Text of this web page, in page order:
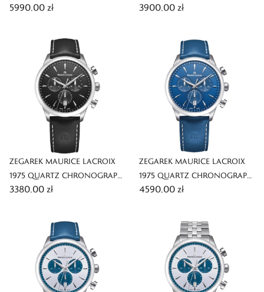
DAY DATE 40MM LIMITED
5990,00 zł 3900,00 zł
ZEGAREK MAURICE LACROIX
1975 QUARTZ CHRONOGRAPH
40MM
3380,00 zł
ZEGAREK MAURICE LACROIX
1975 QUARTZ CHRONOGRAPH
40MM
4590,00 zł